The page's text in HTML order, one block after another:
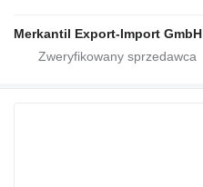
Merkantil Export-Import GmbH